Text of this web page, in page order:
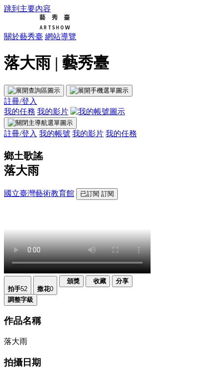
跳到主要內容
關於藝秀臺 網站導覽
落大雨 | 藝秀臺
註冊/登入
我的任務 我的影片
註冊/登入 我的帳號 我的影片 我的任務
鄉土歌謠
落大雨
國立臺灣藝術教育館 已訂閱 訂閱
拍手52 撒花0
頒獎 收藏 分享
調整字級
作品名稱
落大雨
拍攝日期